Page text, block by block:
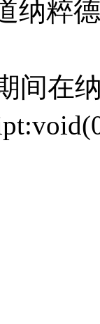
纳粹
间在